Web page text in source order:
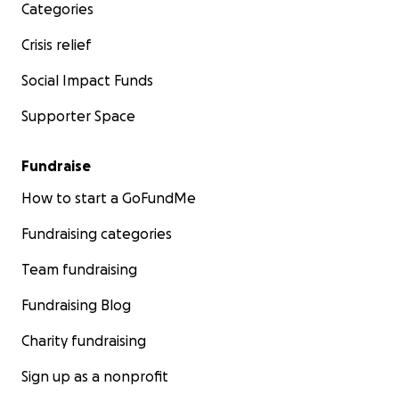
Categories
Crisis relief
Social Impact Funds
Supporter Space
Fundraise
How to start a GoFundMe
Fundraising categories
Team fundraising
Fundraising Blog
Charity fundraising
Sign up as a nonprofit